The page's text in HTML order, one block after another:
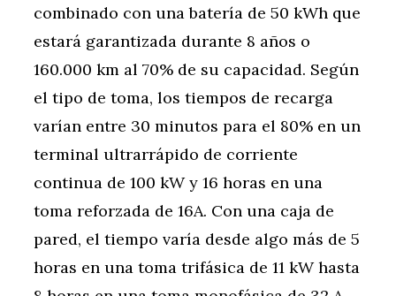
combinado con una batería de 50 kWh que
estará garantizada durante 8 años o
160.000 km al 70% de su capacidad. Según
el tipo de toma, los tiempos de recarga
varían entre 30 minutos para el 80% en un
terminal ultrarrápido de corriente
continua de 100 kW y 16 horas en una
toma reforzada de 16A. Con una caja de
pared, el tiempo varía desde algo más de 5
horas en una toma trifásica de 11 kW hasta